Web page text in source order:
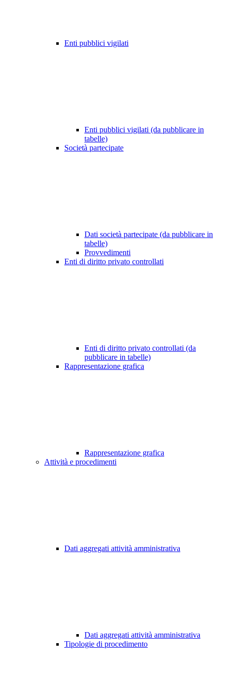
Enti pubblici vigilati
Enti pubblici vigilati (da pubblicare in
tabelle)
Società partecipate
Dati società partecipate (da pubblicare in
tabelle)
Provvedimenti
Enti di diritto privato controllati
Enti di diritto privato controllati (da
pubblicare in tabelle)
Rappresentazione grafica
Rappresentazione grafica
Attività e procedimenti
Dati aggregati attività amministrativa
Dati aggregati attività amministrativa
Tipologie di procedimento